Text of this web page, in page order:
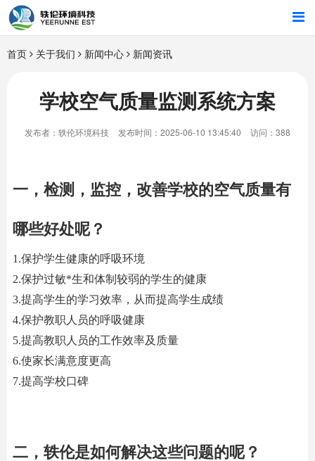
首页
行业解决方案
智能硬件
关于我们
首页 关于我们 新闻中心 新闻资讯
学校空气质量监测系统方案
发布者：轶伦环境科技 发布时间：2025-06-10 13:45:40 访问：388
一，检测，监控，改善学校的空气质量有
哪些好处呢？
1.保护学生健康的呼吸环境
2.保护过敏*生和体制较弱的学生的健康
3.提高学生的学习效率，从而提高学生成绩
4.保护教职人员的呼吸健康
5.提高教职人员的工作效率及质量
6.使家长满意度更高
7.提高学校口碑
二，轶伦是如何解决这些问题的呢？